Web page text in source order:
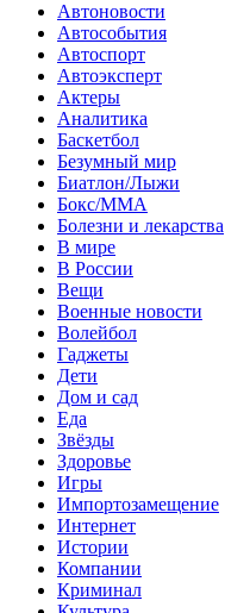
Автоновости
Автособытия
Автоспорт
Автоэксперт
Актеры
Аналитика
Баскетбол
Безумный мир
Биатлон/Лыжи
Бокс/MMA
Болезни и лекарства
В мире
В России
Вещи
Военные новости
Волейбол
Гаджеты
Дети
Дом и сад
Еда
Звёзды
Здоровье
Игры
Импортозамещение
Интернет
Истории
Компании
Криминал